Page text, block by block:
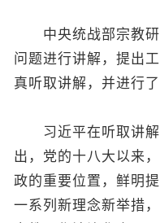
中央统战部宗教研
问题进行讲解，提出
真听取讲解，并进行了
习近平在听取讲解
出，党的十八大以来
政的重要位置，鲜明
一系列新理念新举措